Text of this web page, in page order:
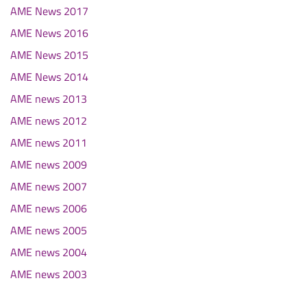
AME News 2017
AME News 2016
AME News 2015
AME News 2014
AME news 2013
AME news 2012
AME news 2011
AME news 2009
AME news 2007
AME news 2006
AME news 2005
AME news 2004
AME news 2003